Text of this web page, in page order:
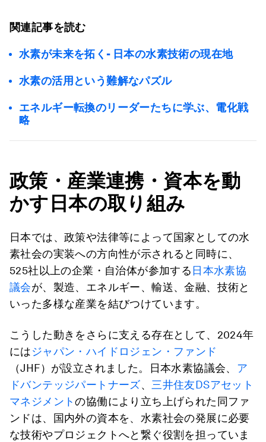
関連記事を読む
水素が未来を拓く- 日本の水素技術の現在地
水素の活用という難解なパズル
エネルギー転換のリーダーたちに学ぶ、電化戦
略
政策・産業連携・資本を動
かす日本の取り組み
日本では、政策や法律等によって国家としての水
素社会の実装への方向性が示されると同時に、
525社以上の企業・自治体が参加する 日本水素協
議会が、製造、エネルギー、輸送、金融、技術と
いった多様な産業を結びつけています。
こうした動きをさらに支える存在として、2024年
にはジャパン・ハイドロジェン・ファンド
（JHF）が設立されました。日本水素協議会、 ア
ドバンテッジパートナーズ、 三井住友DSアセット
マネジメントの協働により立ち上げられた同ファ
ンドは、国内外の資本を、水素社会の発展に必要
な技術やプロジェクトへと繋ぐ役割を担っていま